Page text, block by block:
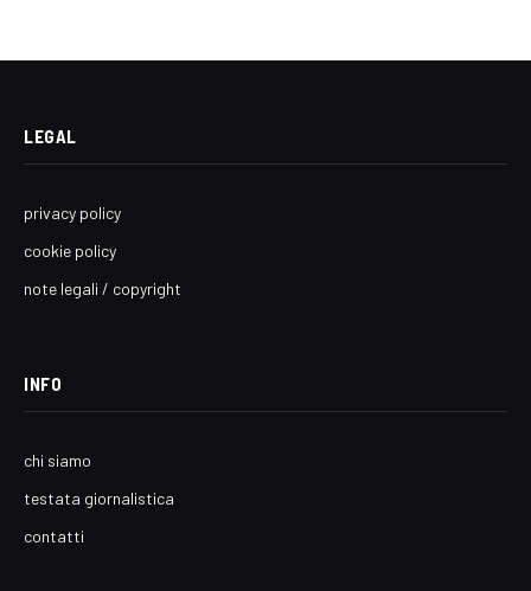
LEGAL
privacy policy
cookie policy
note legali / copyright
INFO
chi siamo
testata giornalistica
contatti